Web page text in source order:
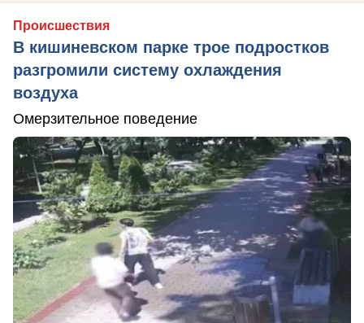
Происшествия
В кишиневском парке трое подростков
разгромили систему охлаждения
воздуха
Омерзительное поведение